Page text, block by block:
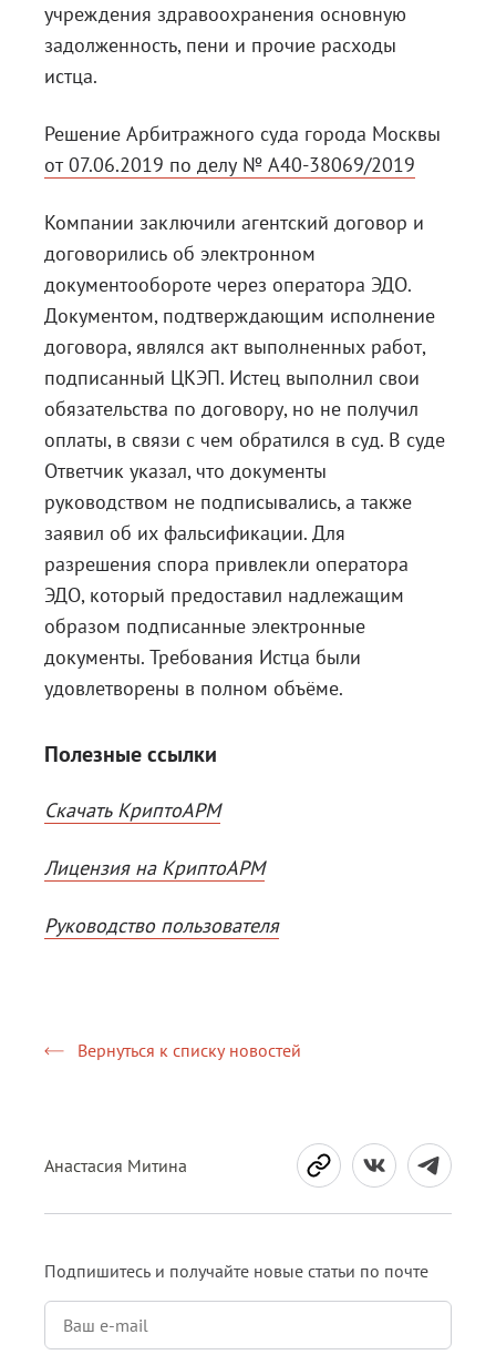
учреждения здравоохранения основную
задолженность, пени и прочие расходы
истца.
Решение Арбитражного суда города Москвы
от 07.06.2019 по делу № А40-38069/2019
Компании заключили агентский договор и
договорились об электронном
документообороте через оператора ЭДО.
Документом, подтверждающим исполнение
договора, являлся акт выполненных работ,
подписанный ЦКЭП. Истец выполнил свои
обязательства по договору, но не получил
оплаты, в связи с чем обратился в суд. В суде
Ответчик указал, что документы
руководством не подписывались, а также
заявил об их фальсификации. Для
разрешения спора привлекли оператора
ЭДО, который предоставил надлежащим
образом подписанные электронные
документы. Требования Истца были
удовлетворены в полном объёме.
Полезные ссылки
Скачать КриптоАРМ
Лицензия на КриптоАРМ
Руководство пользователя
Вернуться к списку новостей
Анастасия Митина
Подпишитесь и получайте новые статьи по почте